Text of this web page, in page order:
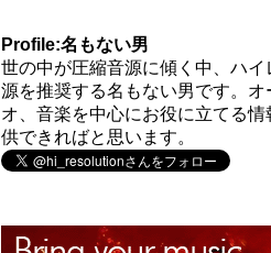
Profile:名もない男
世の中が圧縮音源に傾く中、ハイ
源を推奨する名もない男です。オ
オ、音楽を中心にお役に立てる情
供できればと思います。